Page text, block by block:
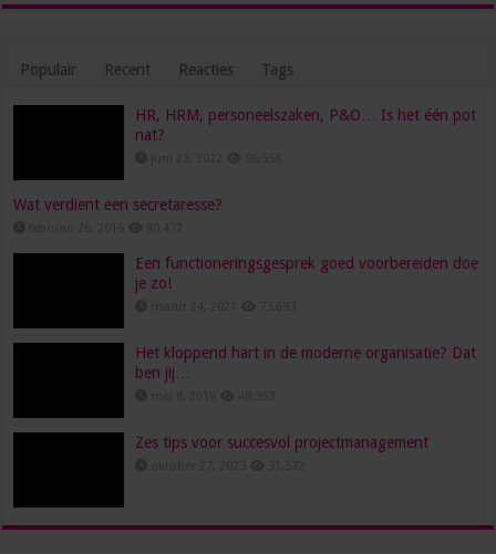
Populair Recent Reacties Tags
HR, HRM, personeelszaken, P&O… Is het één pot
nat?
Wat verdient een secretaresse?
Een functioneringsgesprek goed voorbereiden doe
je zo!
Het kloppend hart in de moderne organisatie? Dat
ben jij…
Zes tips voor succesvol projectmanagement